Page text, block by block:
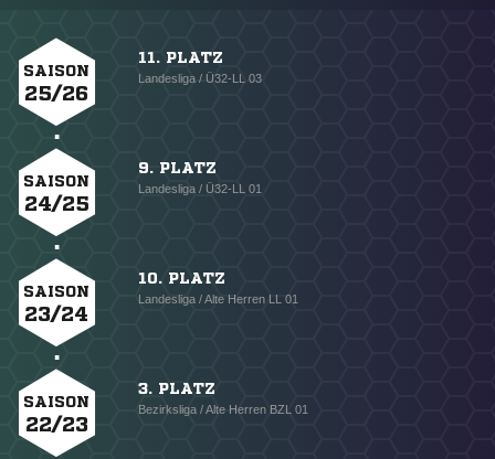
SAISON
25/26
11. PLATZ
Landesliga / Ü32-LL 03
SAISON
24/25
9. PLATZ
Landesliga / Ü32-LL 01
SAISON
23/24
10. PLATZ
Landesliga / Alte Herren LL 01
SAISON
22/23
3. PLATZ
Bezirksliga / Alte Herren BZL 01